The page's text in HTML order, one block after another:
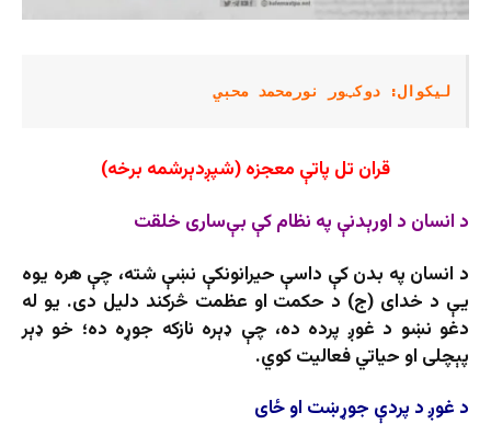
لیکوال: دوکټور نورمحمد محبي
قران تل پاتې معجزه(شپږدېرشمه برخه)
د انسان د اورېدنې په نظام کې بې‌ساری خلقت
د انسان په بدن کې داسې حیرانونکې نښې شته، چې هره یوه
یې د خدای (ج) د حکمت او عظمت څرکند دلیل دی. یو له
دغو نښو د غوږ پرده ده، چې ډېره نازکه جوړه ده؛ خو ډېر
پېچلی او حیاتي فعالیت کوي.
د غوږ د پردې جوړښت او ځای